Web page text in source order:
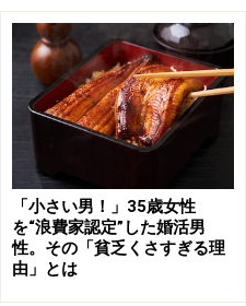
から見るとつまらない人間
そうに言っていた。そこに
や映画が好きという点でふ
ウトドア派だったと彼は遠
足りないと思う女性の気持
「小さい男！」35歳女性
を“浪費家認定”した婚活男
性。その「貧乏くさすぎる理
由」とは